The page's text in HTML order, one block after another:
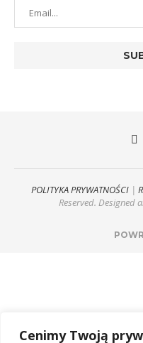
Cenimy Twoją
POLITYKA PRYWATNOŚCI|
Reserved. Designed